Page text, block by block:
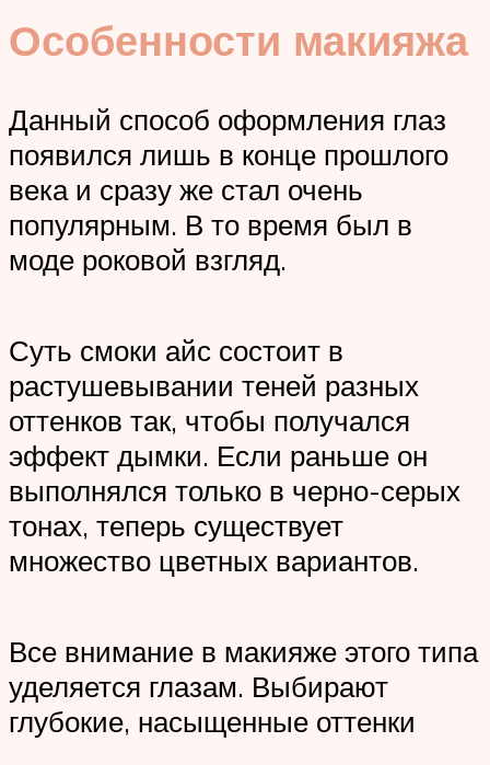
Особенности макияжа
Данный способ оформления глаз
появился лишь в конце прошлого
века и сразу же стал очень
популярным. В то время был в
моде роковой взгляд.
Суть смоки айс состоит в
растушевывании теней разных
оттенков так, чтобы получался
эффект дымки. Если раньше он
выполнялся только в черно-серых
тонах, теперь существует
множество цветных вариантов.
Все внимание в макияже этого типа
уделяется глазам. Выбирают
глубокие, насыщенные оттенки